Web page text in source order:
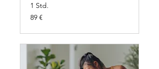
1 Std.
89
Euro
89 €